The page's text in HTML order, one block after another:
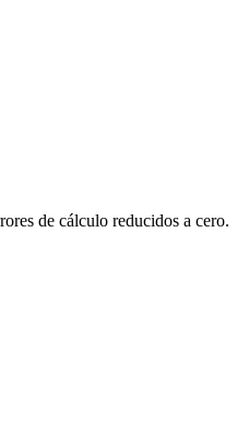
de cálculo reducidos a cero.